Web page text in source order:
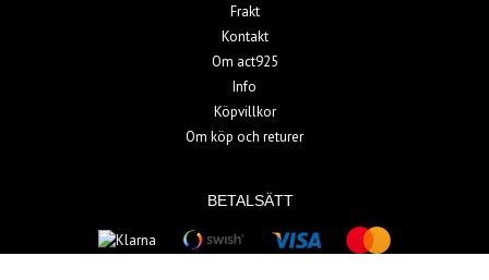
Frakt
Kontakt
Om act925
Info
Köpvillkor
Om köp och returer
BETALSÄTT